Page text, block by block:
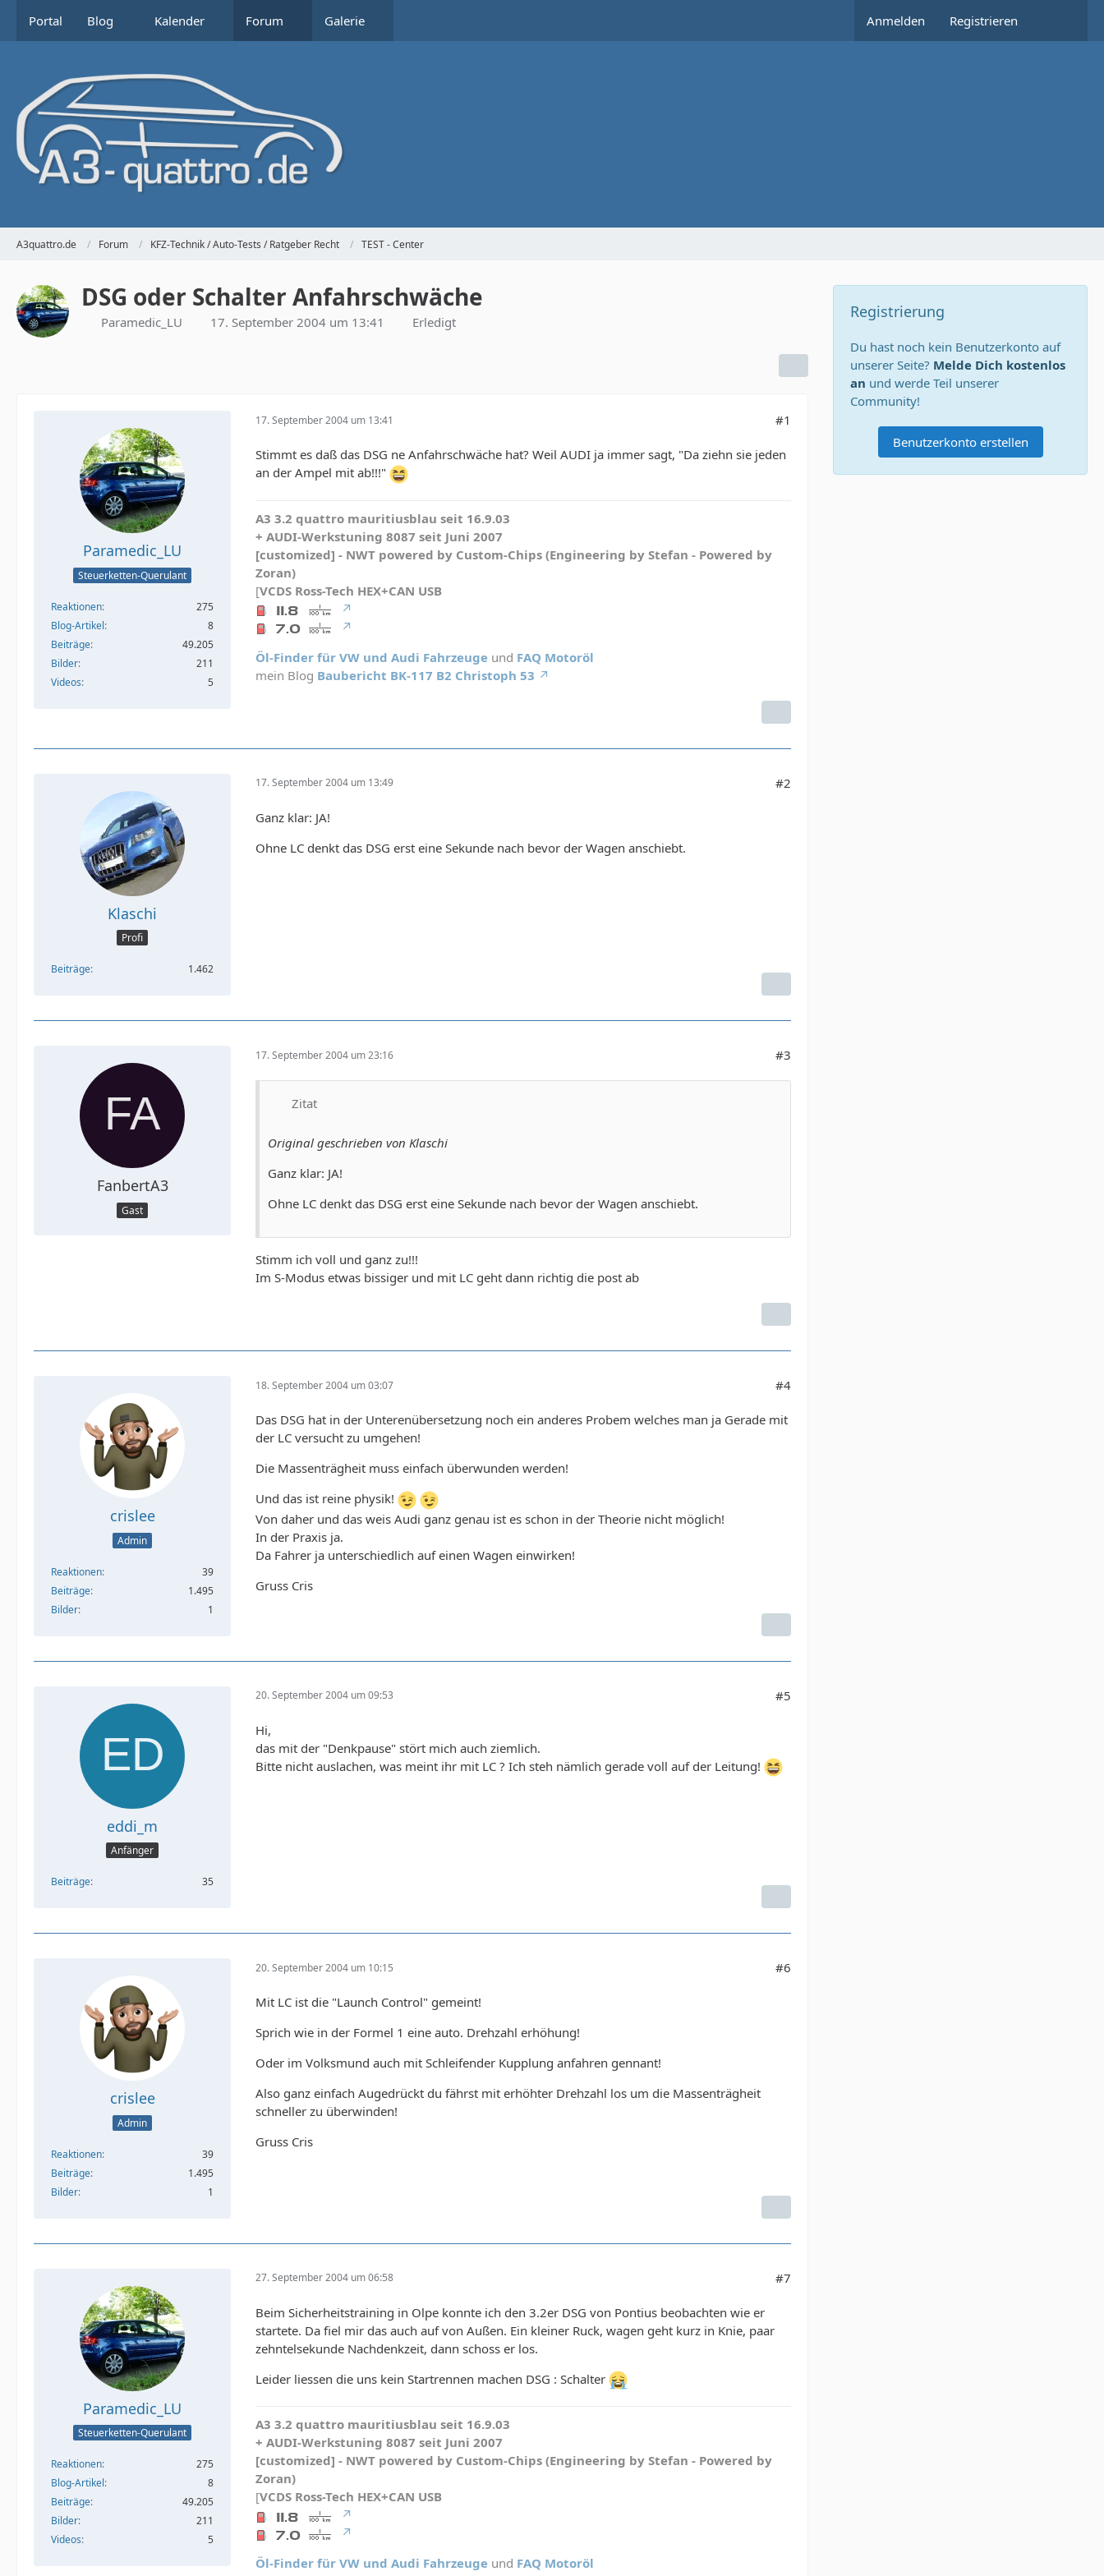
Portal Blog Kalender Forum Galerie Anmelden Registrieren
A3quattro.de Forum KFZ-Technik / Auto-Tests / Ratgeber Recht TEST - Center
DSG oder Schalter Anfahrschwäche
Paramedic_LU 17. September 2004 um 13:41 Erledigt
Paramedic_LU
Steuerketten-Querulant
Reaktionen
275
Blog-Artikel
8
Beiträge
49.205
Bilder
211
Videos
5
17. September 2004 um 13:41 #1
Stimmt es daß das DSG ne Anfahrschwäche hat? Weil AUDI ja immer sagt, "Da ziehn sie jeden
an der Ampel mit ab!!!"
A3 3.2 quattro mauritiusblau seit 16.9.03
+ AUDI-Werkstuning 8087 seit Juni 2007
[customized] - NWT powered by Custom-Chips (Engineering by Stefan - Powered by
Zoran)
[VCDS Ross-Tech HEX+CAN USB
Öl-Finder für VW und Audi Fahrzeuge und FAQ Motoröl
mein Blog Baubericht BK-117 B2 Christoph 53
Klaschi
Profi
Beiträge 1.462
17. September 2004 um 13:49 #2
Ganz klar: JA!
Ohne LC denkt das DSG erst eine Sekunde nach bevor der Wagen anschiebt.
FanbertA3
Gast
17. September 2004 um 23:16 #3
Zitat
Original geschrieben von Klaschi
Ganz klar: JA!
Ohne LC denkt das DSG erst eine Sekunde nach bevor der Wagen anschiebt.
Stimm ich voll und ganz zu!!!
Im S-Modus etwas bissiger und mit LC geht dann richtig die post ab
crislee
Admin
Reaktionen
39
Beiträge
1.495
Bilder
1
18. September 2004 um 03:07 #4
Das DSG hat in der Unterenübersetzung noch ein anderes Probem welches man ja Gerade mit
der LC versucht zu umgehen!
Die Massenträgheit muss einfach überwunden werden!
Und das ist reine physik!
Von daher und das weis Audi ganz genau ist es schon in der Theorie nicht möglich!
In der Praxis ja.
Da Fahrer ja unterschiedlich auf einen Wagen einwirken!
Gruss Cris
eddi_m
Anfänger
Beiträge 35
20. September 2004 um 09:53 #5
Hi,
das mit der "Denkpause" stört mich auch ziemlich.
Bitte nicht auslachen, was meint ihr mit LC ? Ich steh nämlich gerade voll auf der Leitung!
crislee
Admin
Reaktionen
39
Beiträge
1.495
Bilder
1
20. September 2004 um 10:15 #6
Mit LC ist die "Launch Control" gemeint!
Sprich wie in der Formel 1 eine auto. Drehzahl erhöhung!
Oder im Volksmund auch mit Schleifender Kupplung anfahren gennant!
Also ganz einfach Augedrückt du fährst mit erhöhter Drehzahl los um die Massenträgheit
schneller zu überwinden!
Gruss Cris
Paramedic_LU
Steuerketten-Querulant
Reaktionen
275
Blog-Artikel
8
Beiträge
49.205
Bilder
211
Videos
5
27. September 2004 um 06:58 #7
Beim Sicherheitstraining in Olpe konnte ich den 3.2er DSG von Pontius beobachten wie er
startete. Da fiel mir das auch auf von Außen. Ein kleiner Ruck, wagen geht kurz in Knie, paar
zehntelsekunde Nachdenkzeit, dann schoss er los.
Leider liessen die uns kein Startrennen machen DSG : Schalter
A3 3.2 quattro mauritiusblau seit 16.9.03
+ AUDI-Werkstuning 8087 seit Juni 2007
[customized] - NWT powered by Custom-Chips (Engineering by Stefan - Powered by
Zoran)
[VCDS Ross-Tech HEX+CAN USB
Öl-Finder für VW und Audi Fahrzeuge und FAQ Motoröl
Registrierung
Du hast noch kein Benutzerkonto auf
unserer Seite? Melde Dich kostenlos
an und werde Teil unserer
Community!
Benutzerkonto erstellen